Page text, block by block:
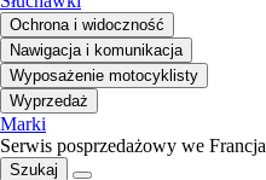
Ochrona i widoczność
Nawigacja i komunikacja
Wyposażenie motocyklisty
Wyprzedaż
Marki
Serwis posprzedażowy we Francja
Szukaj